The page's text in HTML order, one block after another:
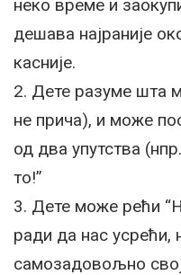
неко време и
дешава најраније
касније.
2. Дете разуме шта
не прича), и може
од два упутства
то!”
3. Дете може рећи
ради да нас усрећи,
самозадовољно